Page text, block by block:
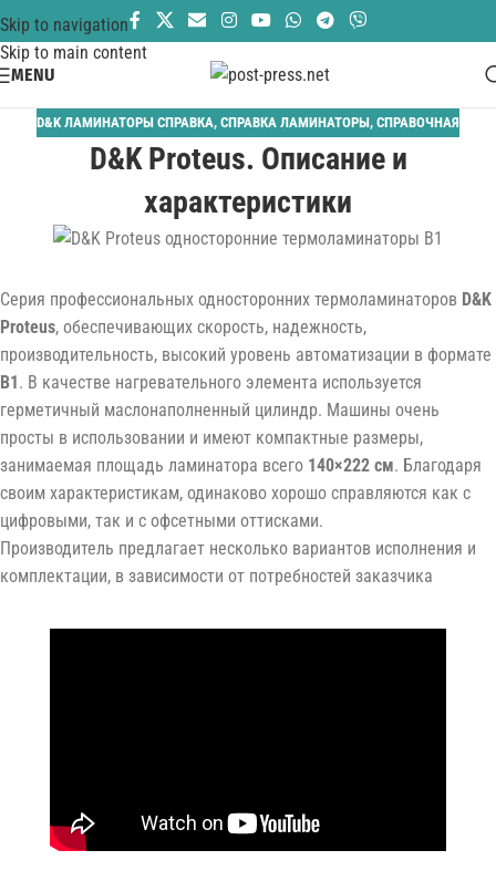
Skip to navigation
Skip to main content
MENU
D&K ЛАМИНАТОРЫ СПРАВКА, СПРАВКА ЛАМИНАТОРЫ, СПРАВОЧНАЯ
D&K Proteus. Описание и
характеристики
Серия профессиональных односторонних термоламинаторов D&K
Proteus, обеспечивающих скорость, надежность,
производительность, высокий уровень автоматизации в формате
B1. В качестве нагревательного элемента используется
герметичный маслонаполненный цилиндр. Машины очень
просты в использовании и имеют компактные размеры,
занимаемая площадь ламинатора всего 140×222 см. Благодаря
своим характеристикам, одинаково хорошо справляются как с
цифровыми, так и с офсетными оттисками.
Производитель предлагает несколько вариантов исполнения и
комплектации, в зависимости от потребностей заказчика